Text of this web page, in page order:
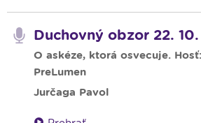
Duchovný obzor 22.
O askéze, ktorá osvecuje.
PreLumen
Jurčaga Pavol